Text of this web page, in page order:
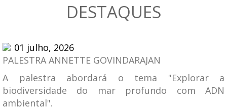
DESTAQUES
01 julho, 2026
PALESTRA ANNETTE GOVINDARAJAN
A palestra abordará o tema "Explorar a
biodiversidade do mar profundo com ADN
ambiental".